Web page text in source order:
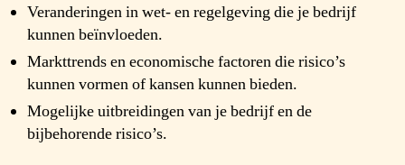
Veranderingen in wet- en regelgeving die je bedrijf
kunnen beïnvloeden.
Markttrends en economische factoren die risico’s
kunnen vormen of kansen kunnen bieden.
Mogelijke uitbreidingen van je bedrijf en de
bijbehorende risico’s.